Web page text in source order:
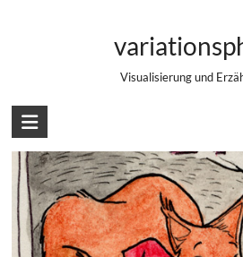
Visualisierung und
24. Türchen – Wiedersehen